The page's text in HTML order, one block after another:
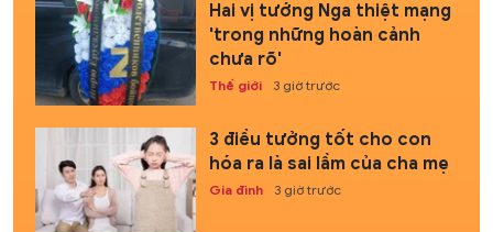
Hai vị tướng Nga thiệt mạng
'trong những hoàn cảnh
chưa rõ'
Thế giới 3 giờ trước
3 điều tưởng tốt cho con
hóa ra là sai lầm của cha mẹ
Gia đình 3 giờ trước